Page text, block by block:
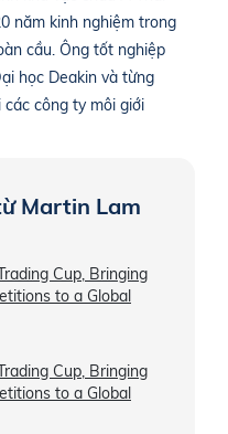
năm kinh nghiệm trong
cầu. Ông tốt nghiệp
học Deakin và từng
công ty môi giới
Martin Lam
Cup, Bringing
to a Global
Cup, Bringing
to a Global